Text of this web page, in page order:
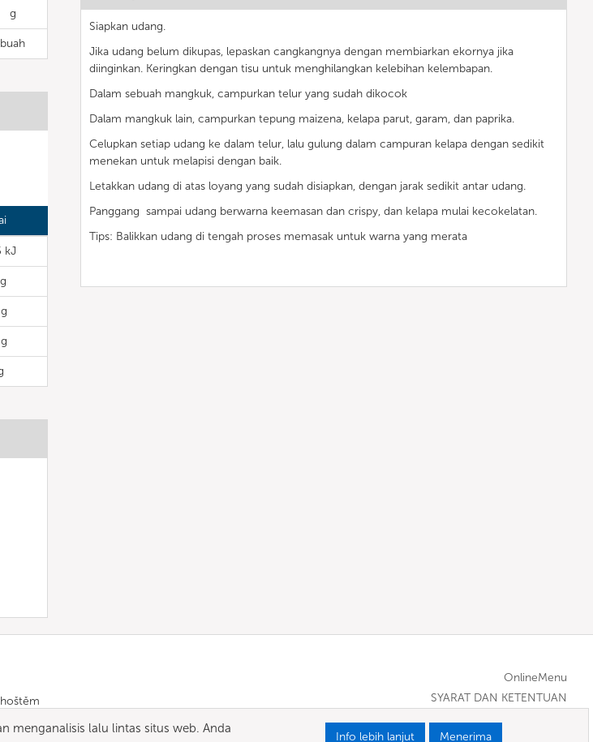
g
buah
kJ
Siapkan udang.
Jika udang belum dikupas, lepaskan cangkangnya dengan membiarkan ekornya jika
diinginkan. Keringkan dengan tisu untuk menghilangkan kelebihan kelembapan.
Dalam sebuah mangkuk, campurkan telur yang sudah dikocok
Dalam mangkuk lain, campurkan tepung maizena, kelapa parut, garam, dan paprika.
Celupkan setiap udang ke dalam telur, lalu gulung dalam campuran kelapa dengan sedikit
menekan untuk melapisi dengan baik.
Letakkan udang di atas loyang yang sudah disiapkan, dengan jarak sedikit antar udang.
Panggang sampai udang berwarna keemasan dan crispy, dan kelapa mulai kecokelatan.
Tips: Balikkan udang di tengah proses memasak untuk warna yang merata
OnlineMenu
SYARAT DAN KETENTUAN
menganalisis lalu lintas situs web. Anda
Info lebih lanjut Menerima